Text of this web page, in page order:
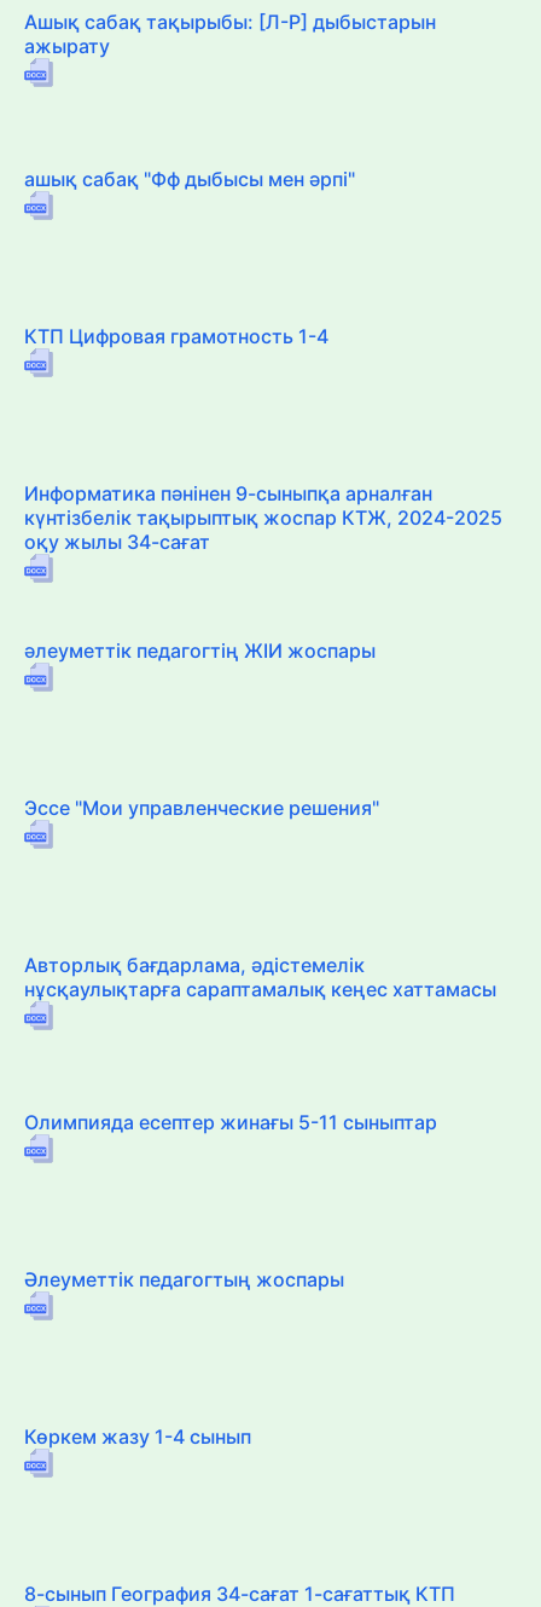
Ашық сабақ тақырыбы: [Л-Р] дыбыстарын
ажырату
ашық сабақ "Фф дыбысы мен әрпі"
КТП Цифровая грамотность 1-4
Информатика пәнінен 9-сыныпқа арналған
күнтізбелік тақырыптық жоспар КТЖ, 2024-2025
оқу жылы 34-сағат
әлеуметтік педагогтің ЖІИ жоспары
Эссе "Мои управленческие решения"
Авторлық бағдарлама, әдістемелік
нұсқаулықтарға сараптамалық кеңес хаттамасы
Олимпияда есептер жинағы 5-11 сыныптар
Әлеуметтік педагогтың жоспары
Көркем жазу 1-4 сынып
8-сынып География 34-сағат 1-сағаттық КТП